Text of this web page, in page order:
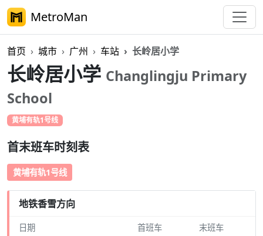
MetroMan
首页 城市 广州 车站 长岭居小学
长岭居小学 Changlingju Primary
School
黄埔有轨1号线
首末班车时刻表
黄埔有轨1号线
地铁香雪方向
日期 首班车 末班车